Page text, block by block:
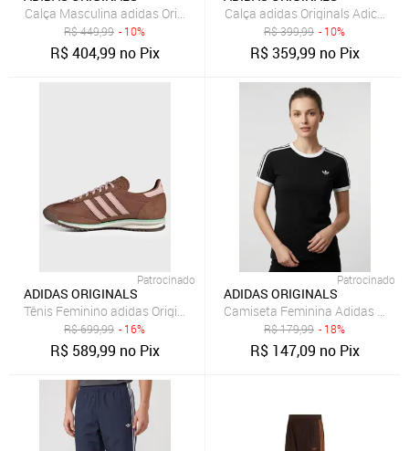
Calça Masculina adidas Originals Monogram Firebi Bege
R$449,99 - 10%
R$404,99 no Pix
Calça adidas Originals Adicolor
R$399,99 - 10%
R$359,99 no Pix
Patrocinado
ADIDAS ORIGINALS
Tênis Feminino adidas Originals Sl 72 OG Marrom
R$699,99 - 16%
R$ 589,99 no Pix
Patrocinado
ADIDAS ORIGINALS
Camiseta Feminina Adidas
R$179,99 - 18%
R$ 147,09 no Pix